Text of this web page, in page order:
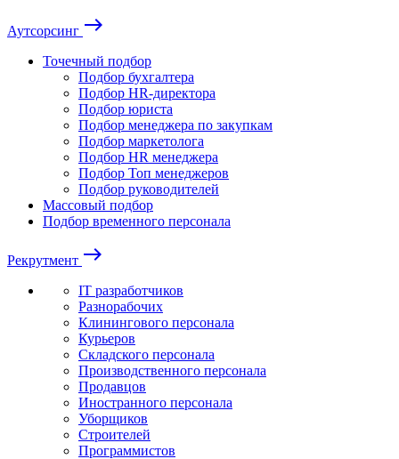
Аутсорсинг east
Точечный подбор
Подбор бухгалтера
Подбор HR-директора
Подбор юриста
Подбор менеджера по закупкам
Подбор маркетолога
Подбор HR менеджера
Подбор Топ менеджеров
Подбор руководителей
Массовый подбор
Подбор временного персонала
Рекрутмент east
IT разработчиков
Разнорабочих
Клинингового персонала
Курьеров
Складского персонала
Производственного персонала
Продавцов
Иностранного персонала
Уборщиков
Строителей
Программистов